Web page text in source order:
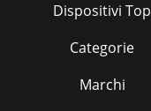
Dispositivi Top
Categorie
Marchi